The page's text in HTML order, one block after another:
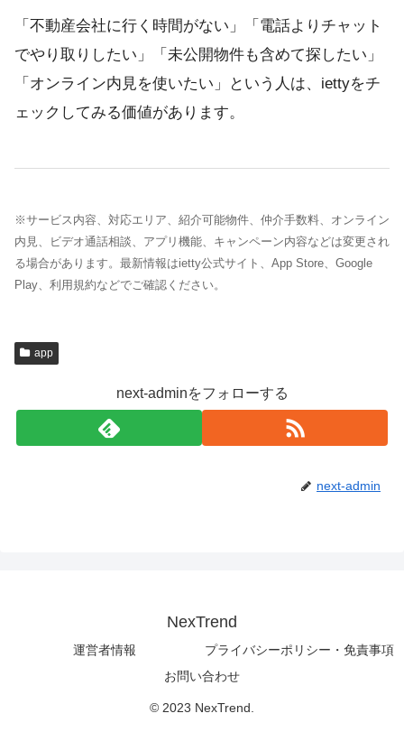
「不動産会社に行く時間がない」「電話よりチャット
でやり取りしたい」「未公開物件も含めて探したい」
「オンライン内見を使いたい」という人は、iettyをチ
ェックしてみる価値があります。
※サービス内容、対応エリア、紹介可能物件、仲介手数料、オンライン
内見、ビデオ通話相談、アプリ機能、キャンペーン内容などは変更され
る場合があります。最新情報はietty公式サイト、App Store、Google
Play、利用規約などでご確認ください。
app
next-adminをフォローする
next-admin
NexTrend
運営者情報
プライバシーポリシー・免責事項
お問い合わせ
© 2023 NexTrend.